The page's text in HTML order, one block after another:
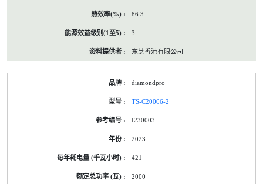
86.3
3
东芝香港有限公司
diamondpro
TS-C20006-2
I230003
2023
421
2000